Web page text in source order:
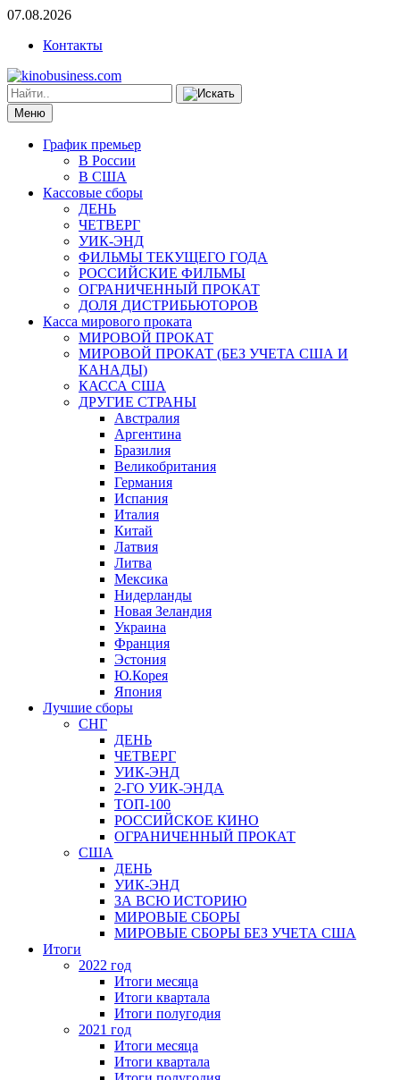
07.08.2026
Контакты
Меню
График премьер
В России
В США
Кассовые сборы
ДЕНЬ
ЧЕТВЕРГ
УИК-ЭНД
ФИЛЬМЫ ТЕКУЩЕГО ГОДА
РОССИЙСКИЕ ФИЛЬМЫ
ОГРАНИЧЕННЫЙ ПРОКАТ
ДОЛЯ ДИСТРИБЬЮТОРОВ
Касса мирового проката
МИРОВОЙ ПРОКАТ
МИРОВОЙ ПРОКАТ (БЕЗ УЧЕТА США И
КАНАДЫ)
КАССА США
ДРУГИЕ СТРАНЫ
Австралия
Аргентина
Бразилия
Великобритания
Германия
Испания
Италия
Китай
Латвия
Литва
Мексика
Нидерланды
Новая Зеландия
Украина
Франция
Эстония
Ю.Корея
Япония
Лучшие сборы
СНГ
ДЕНЬ
ЧЕТВЕРГ
УИК-ЭНД
2-ГО УИК-ЭНДА
ТОП-100
РОССИЙСКОЕ КИНО
ОГРАНИЧЕННЫЙ ПРОКАТ
США
ДЕНЬ
УИК-ЭНД
ЗА ВСЮ ИСТОРИЮ
МИРОВЫЕ СБОРЫ
МИРОВЫЕ СБОРЫ БЕЗ УЧЕТА США
Итоги
2022 год
Итоги месяца
Итоги квартала
Итоги полугодия
2021 год
Итоги месяца
Итоги квартала